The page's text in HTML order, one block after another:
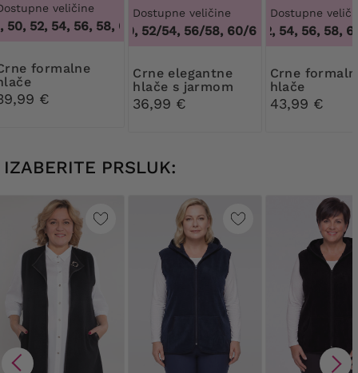
veličine
52, 54, 56, 58, 60, 62, 64, 46, 48, 50, 52, 54, 56, 58,
€
Dostupne veličine
48/50, 52/54, 56/58, 60/62, 48/50, 52/54,
Crne elegantne
hlače s jarmom
36,99 €
Dostupne
50, 52, 54, 56, 58,
Crne formalne
hlače
43,99 €
IZABERITE PRSLUK: